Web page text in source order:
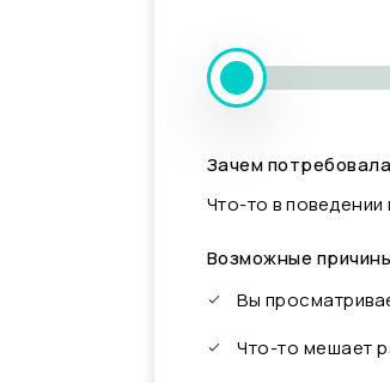
Зачем
Что-то в
Возможные
Вы
Что-то мешает